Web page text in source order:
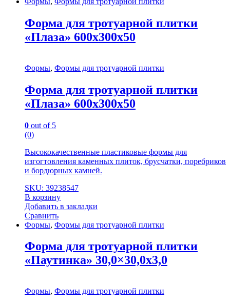
Форма для тротуарной плитки
«Плаза» 600х300х50
Формы, Формы для тротуарной плитки
Форма для тротуарной плитки
«Плаза» 600х300х50
0 out of 5
(0)
Высококачественные пластиковые формы для
изгогтовления каменных плиток, брусчатки, поребриков
и бордюрных камней.
SKU: 39238547
В корзину
Добавить в закладки
Сравнить
Формы, Формы для тротуарной плитки
Форма для тротуарной плитки
«Паутинка» 30,0×30,0x3,0
Формы, Формы для тротуарной плитки